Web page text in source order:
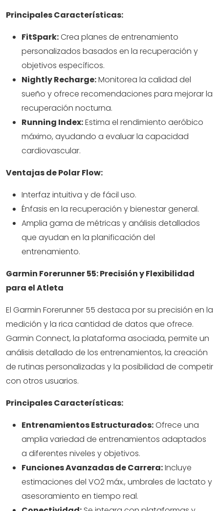
Principales Características:
FitSpark:Crea planes de entrenamiento
personalizados basados en la recuperación y
objetivos específicos.
Nightly Recharge:Monitorea la calidad del
sueño y ofrece recomendaciones para mejorar la
recuperación nocturna.
Running Index:Estima el rendimiento aeróbico
máximo, ayudando a evaluar la capacidad
cardiovascular.
Ventajas de Polar Flow:
Interfaz intuitiva y de fácil uso.
Énfasis en la recuperación y bienestar general.
Amplia gama de métricas y análisis detallados
que ayudan en la planificación del
entrenamiento.
Garmin Forerunner 55: Precisión y Flexibilidad
para el Atleta
El Garmin Forerunner 55 destaca por su precisión en la
medición y la rica cantidad de datos que ofrece.
Garmin Connect, la plataforma asociada, permite un
análisis detallado de los entrenamientos, la creación
de rutinas personalizadas y la posibilidad de competir
con otros usuarios.
Principales Características:
Entrenamientos Estructurados:Ofrece una
amplia variedad de entrenamientos adaptados
a diferentes niveles y objetivos.
Funciones Avanzadas de Carrera:Incluye
estimaciones del VO2 máx., umbrales de lactato y
asesoramiento en tiempo real.